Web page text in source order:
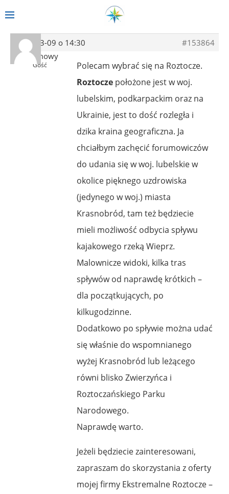
2022-03-09 o 14:30
#153864
Anonimowy
Gość
Polecam wybrać się na Roztocze.
Roztocze położone jest w woj.
lubelskim, podkarpackim oraz na
Ukrainie, jest to dość rozległa i
dzika kraina geograficzna. Ja
chciałbym zachęcić forumowiczów
do udania się w woj. lubelskie w
okolice pięknego uzdrowiska
(jedynego w woj.) miasta
Krasnobród, tam też będziecie
mieli możliwość odbycia spływu
kajakowego rzeką Wieprz.
Malownicze widoki, kilka tras
spływów od naprawdę krótkich –
dla początkujących, po
kilkugodzinne.
Dodatkowo po spływie można udać
się właśnie do wspomnianego
wyżej Krasnobród lub leżącego
równi blisko Zwierzyńca i
Roztoczańskiego Parku
Narodowego.
Naprawdę warto.
Jeżeli będziecie zainteresowani,
zapraszam do skorzystania z oferty
mojej firmy Ekstremalne Roztocze –